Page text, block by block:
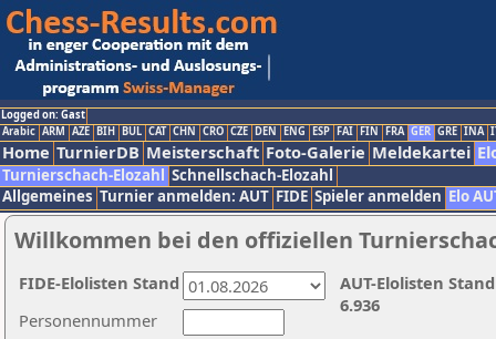
Logged on: Gast
Arabic ARM AZE BIH BUL CAT CHN CRO CZE DEN ENG ESP FAI FIN FRA GER GRE INA
Home TurnierDB Meisterschaft Foto-Galerie Meldekartei
Turnierschach-Elozahl Schnellschach-Elozahl
Allgemeines Turnier anmelden: AUT FIDE Spieler anmelden Elo
Willkommen bei den offiziellen
Personennummer
AUT-Elolisten
6.936
FIDE-Elolisten Stand